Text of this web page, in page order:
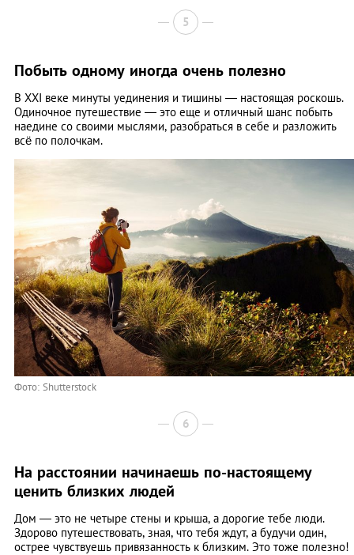
5
Побыть одному иногда очень полезно
В XXI веке минуты уединения и тишины — настоящая роскошь.
Одиночное путешествие — это еще и отличный шанс побыть
наедине со своими мыслями, разобраться в себе и разложить
всё по полочкам.
Фото: Shutterstock
6
На расстоянии начинаешь по-настоящему
ценить близких людей
Дом — это не четыре стены и крыша, а дорогие тебе люди.
Здорово путешествовать, зная, что тебя ждут, а будучи один,
острее чувствуешь привязанность к близким. Это тоже полезно!